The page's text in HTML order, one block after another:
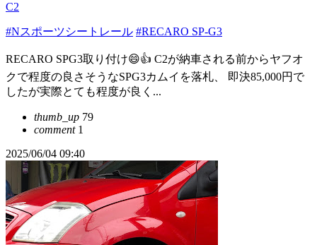
C2
#Nスポーツシートレール #RECARO SP-G3
RECARO SPG3取り付け😄👍 C2が納車される前からヤフオ
クで程度の良さそうなSPG3カムイを落札、 即決85,000円で
したが実際とても程度が良く...
thumb_up 79
comment1
2025/06/04 09:40